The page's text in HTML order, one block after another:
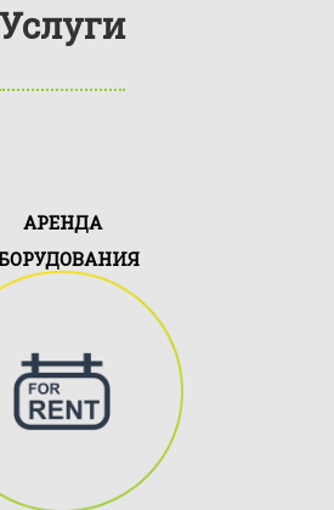
Услуги
АРЕНДА
клиентов
оборудование,
им для работы, а
обслуживание,
под решение